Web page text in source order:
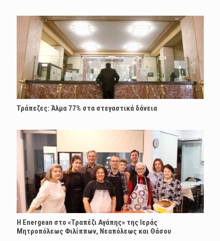
Τράπεζες: Άλμα 77% στα στεγαστικά δάνεια
H Energean στο «Τραπέζι Αγάπης» της Ιεράς
Μητροπόλεως Φιλίππων, Νεαπόλεως και Θάσου